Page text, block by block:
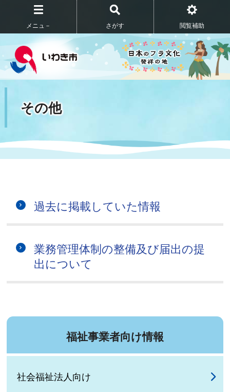
メニュ－ さがす 閲覧補助
その他
過去に掲載していた情報
業務管理体制の整備及び届出の提
出について
福祉事業者向け情報
社会福祉法人向け